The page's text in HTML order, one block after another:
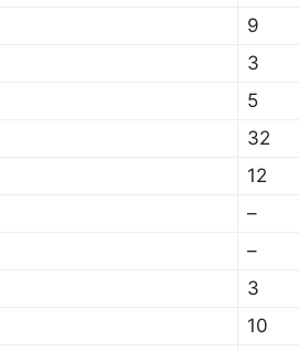
9
3
5
32
12
–
–
3
10